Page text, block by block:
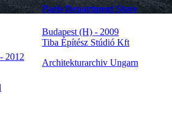
2012
Paris Department Store
Budapest (H) - 2009
Tiba Építész Stúdió Kft
Architekturarchiv Ungarn